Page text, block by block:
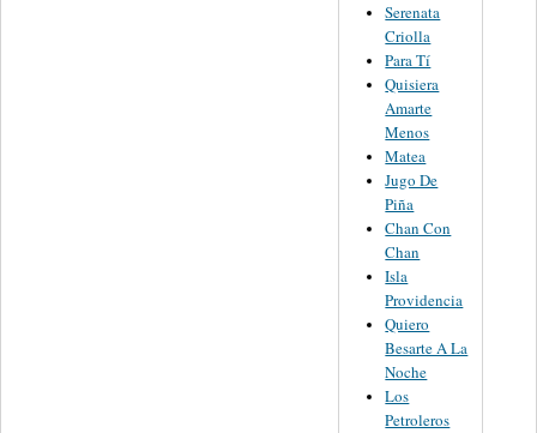
Serenata
Criolla
Para Tí
Quisiera
Amarte
Menos
Matea
Jugo De
Piña
Chan Con
Chan
Isla
Providencia
Quiero
Besarte A La
Noche
Los
Petroleros